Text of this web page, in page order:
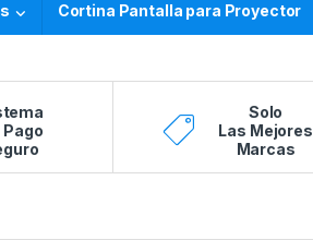
Cortina Pantalla para Proyector
Pago
Solo
Las Mejores
Marcas